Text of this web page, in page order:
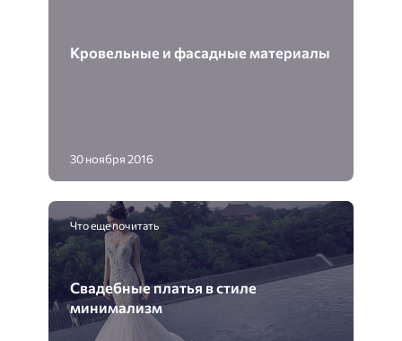
Кровельные и фасадные материалы
30 ноября 2016
Что еще почитать
Свадебные платья в стиле
минимализм